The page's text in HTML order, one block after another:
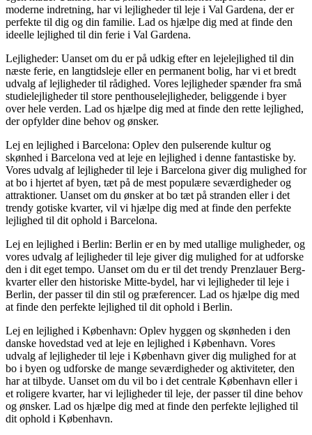
moderne indretning, har vi lejligheder til leje i Val Gardena, der er
perfekte til dig og din familie. Lad os hjælpe dig med at finde den
ideelle lejlighed til din ferie i Val Gardena.
Lejligheder: Uanset om du er på udkig efter en lejelejlighed til din
næste ferie, en langtidsleje eller en permanent bolig, har vi et bredt
udvalg af lejligheder til rådighed. Vores lejligheder spænder fra små
studielejligheder til store penthouselejligheder, beliggende i byer
over hele verden. Lad os hjælpe dig med at finde den rette lejlighed,
der opfylder dine behov og ønsker.
Lej en lejlighed i Barcelona: Oplev den pulserende kultur og
skønhed i Barcelona ved at leje en lejlighed i denne fantastiske by.
Vores udvalg af lejligheder til leje i Barcelona giver dig mulighed for
at bo i hjertet af byen, tæt på de mest populære seværdigheder og
attraktioner. Uanset om du ønsker at bo tæt på stranden eller i det
trendy gotiske kvarter, vil vi hjælpe dig med at finde den perfekte
lejlighed til dit ophold i Barcelona.
Lej en lejlighed i Berlin: Berlin er en by med utallige muligheder, og
vores udvalg af lejligheder til leje giver dig mulighed for at udforske
den i dit eget tempo. Uanset om du er til det trendy Prenzlauer Berg-
kvarter eller den historiske Mitte-bydel, har vi lejligheder til leje i
Berlin, der passer til din stil og præferencer. Lad os hjælpe dig med
at finde den perfekte lejlighed til dit ophold i Berlin.
Lej en lejlighed i København: Oplev hyggen og skønheden i den
danske hovedstad ved at leje en lejlighed i København. Vores
udvalg af lejligheder til leje i København giver dig mulighed for at
bo i byen og udforske de mange seværdigheder og aktiviteter, den
har at tilbyde. Uanset om du vil bo i det centrale København eller i
et roligere kvarter, har vi lejligheder til leje, der passer til dine behov
og ønsker. Lad os hjælpe dig med at finde den perfekte lejlighed til
dit ophold i København.